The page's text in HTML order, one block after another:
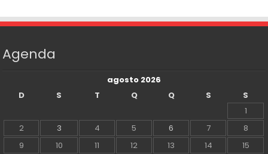
Agenda
agosto 2026
D
S T Q Q S
S
1
2
3 4 5 6 7
8
9
10 11 12 13 14
15